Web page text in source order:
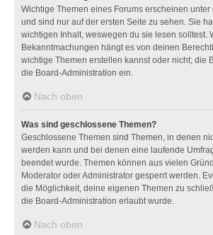
Wichtige Themen eines Forums erscheinen
und sind nur auf der ersten Seite zu sehen. Sie
wichtigen Inhalt, weswegen du sie lesen solltest.
Bekanntmachungen hängt es von deinen
wichtige Themen erstellen kannst oder nicht; die
die Board-Administration ein.
Nach oben
Was sind geschlossene Themen?
Geschlossene Themen sind Themen, in denen
werden kann und bei denen eine laufende
beendet wurde. Themen können aus vielen
Moderator oder Administrator gesperrt werden.
die Möglichkeit, deine eigenen Themen zu
die Board-Administration erlaubt wurde.
Nach oben